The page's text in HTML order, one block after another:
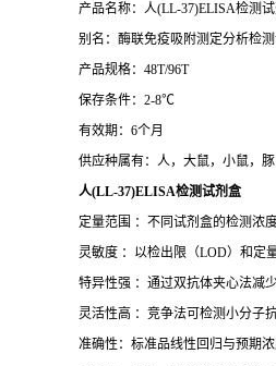
产品名称： 人(LL-37)ELISA检测
别名：酶联免疫吸附测定分析检
产品规格：48T/96T
保存条件：2-8℃
有效期：6个月
供应种属有：人，大鼠，小鼠，
人(LL-37)ELISA检测试剂盒
定量范围 ：不同试剂盒的检测浓
灵敏度 ：以检出限（LOD）和定
特异性强 ：通过双抗体夹心法减
灵活性高 ：竞争法可检测小分子
准确性：标准品线性回归与预期浓